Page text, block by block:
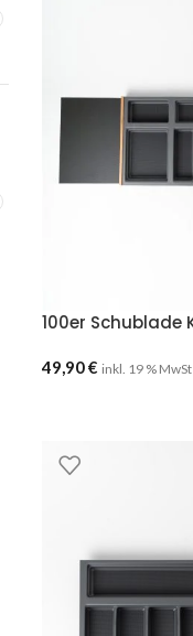
100er Schublade
49,90€ inkl. 19 % MwSt